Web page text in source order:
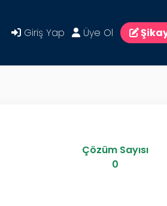
Giriş Yap Üye Ol
Çözüm Sayısı
0